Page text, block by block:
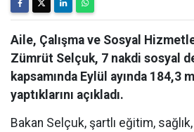
Aile, Çalışma ve Sosyal
Zümrüt Selçuk, 7 nakdi sosyal
kapsamında Eylül ayında 184,3
yaptıklarını açıkladı.
Bakan Selçuk, şartlı eğitim,